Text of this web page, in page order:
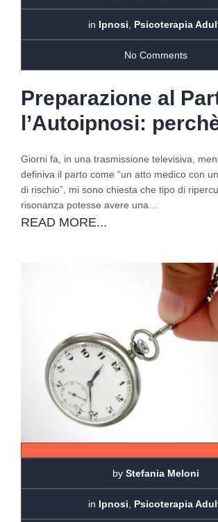
in Ipnosi Psicoterapia
No Comments
Preparazione al
l’Autoipnosi:
Giorni fa, in una trasmissione televisiva,
definiva il parto come “un atto medico con
di rischio”, mi sono chiesta che tipo di
risonanza potesse avere una…
READ MORE...
by Stefania Meloni
in Ipnosi, Psicoterapia